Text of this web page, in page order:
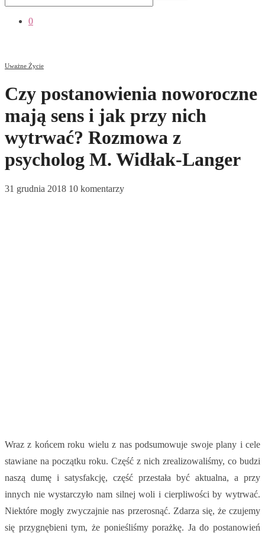
0
Uważne Życie
Czy postanowienia noworoczne
mają sens i jak przy nich
wytrwać? Rozmowa z
psycholog M. Widłak-Langer
31 grudnia 2018 10 komentarzy
Wraz z końcem roku wielu z nas podsumowuje swoje plany i cele
stawiane na początku roku. Część z nich zrealizowaliśmy, co budzi
naszą dumę i satysfakcję, część przestała być aktualna, a przy
innych nie wystarczyło nam silnej woli i cierpliwości by wytrwać.
Niektóre mogły zwyczajnie nas przerosnąć. Zdarza się, że czujemy
się przygnębieni tym, że ponieśliśmy porażkę. Ja do postanowień